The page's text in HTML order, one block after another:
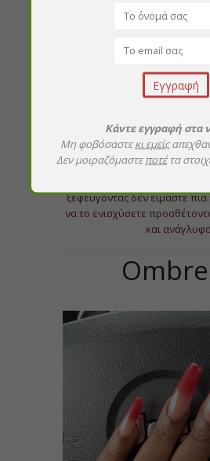
Τα θολά, ανάγλυφη βελούδινα
επιλογή για
ξεφεύγοντας δεν είμαστε
να το ενισχύσετε
και
Κάντε εγγραφή στα
Μη φοβόσαστεκι εμείς
Δεν μοιραζόμαστεποτέτα